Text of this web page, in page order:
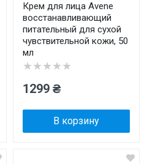
Крем для лица Avene
восстанавливающий
питательный для сухой
чувствительной кожи, 50
мл
★★★★★
1299 ₴
В корзину